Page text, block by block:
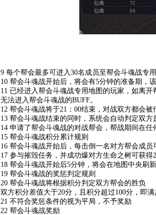
9 每个帮会最多可进入30名成员至帮会斗魂战专用
10 帮会斗魂战开始后，将会有5分钟的准备期，
11 已经进入帮会斗魂战专用地图的玩家，如离
无法进入帮会斗魂战的BUFF。
12 帮会斗魂战将于21：00结束，对战双方都会被
13 帮会斗魂战结束的同时，系统会自动判定双方
14 申请了帮会斗魂战的对战帮会，帮战期间在任
15 帮会斗魂战积分累计规则
16 帮会斗魂战开始后，每击倒一名对方帮会成员
17 参与摧毁任务，并成功爆对方生命之树可获得
18 帮会斗魂战开始后5分钟，将会在地图中央刷
19 帮会斗魂战的奖惩判定规则
20 帮会斗魂战将根据积分判定双方帮会的胜负
双方积分差值大于20分，且积分超过100分，即
21 不符合奖惩条件的视为平局，不予奖励
22 帮会斗魂战奖励